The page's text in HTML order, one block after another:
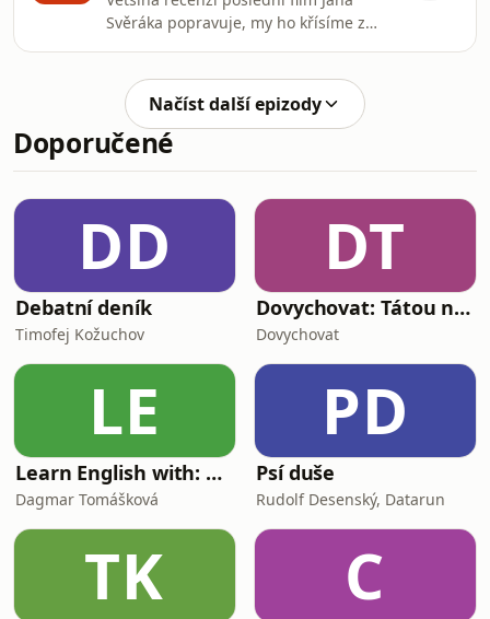
nejspíš mnohem více, než na co oko
dohlédne. Za jednotlivými prvky se tu
otevírají další a další chodby plné
nekonečných odkazů, komplikovaných
teorií i obyčejných zkušeností.Hodný,
zlý a bonusový⁠⁠⁠⁠⁠⁠⁠⁠⁠
Svěráka popravuje, my ho křísíme z
matroš? Anebo my hodnotíme film
podle toho, jak kvalitně otvírá čakry?
Všechny kontroverze ohledně Pěti
švestek rozebíráme pod
toho stává fantazie, dají se přijmout
některé „rape jokes“ a jak nás převezl
Oldřich Kaiser?
Načíst další epizody
Doporučené
DD
Debatní deník
Timofej Kožuchov
DT
Dovychovat: Tátou na celý život
Dovychovat
LE
Learn English with: My Life and Other Funny Stories
Dagmar Tomášková
PD
Psí duše
Rudolf Desenský, Datarun
TK C